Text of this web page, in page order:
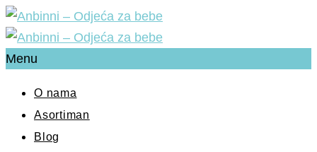
Menu
O nama
Asortiman
Blog